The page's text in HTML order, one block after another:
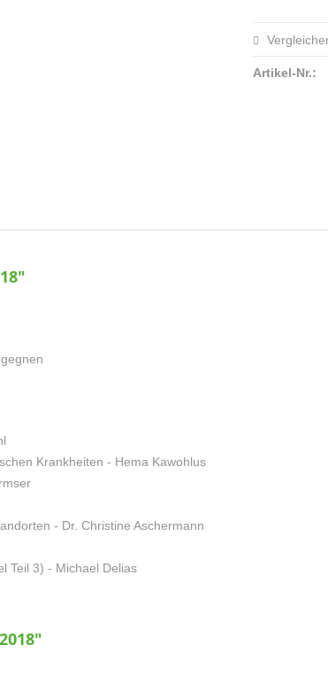
Artikel-Nr.:
Krankheiten - Hema Kawohlus
- Dr. Christine Aschermann
Teil 3) - Michael Delias